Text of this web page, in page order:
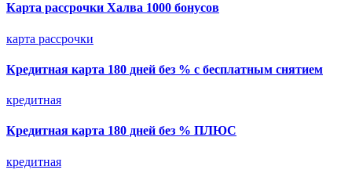
Карта рассрочки Халва 1000 бонусов
карта рассрочки
Кредитная карта 180 дней без % с бесплатным снятием
кредитная
Кредитная карта 180 дней без % ПЛЮС
кредитная